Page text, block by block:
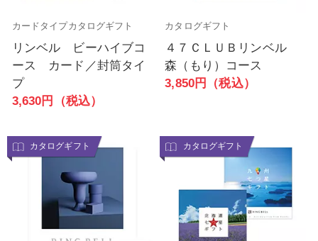
カードタイプカタログギフト
リンベル ビーハイブコ
ース カード／封筒タイ
プ
3,630円（税込）
カタログギフト
４７ＣＬＵＢリンベル
森（もり）コース
3,850円（税込）
カタログギフト カタログギフト